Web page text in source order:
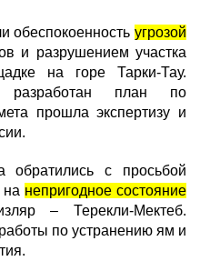
обеспокоенность угрозой
и разрушением участка
на горе Тарки-Тау.
разработан план по
прошла экспертизу и
обратились с просьбой
на непригодное состояние
– Терекли-Мектеб.
по устранению ям и